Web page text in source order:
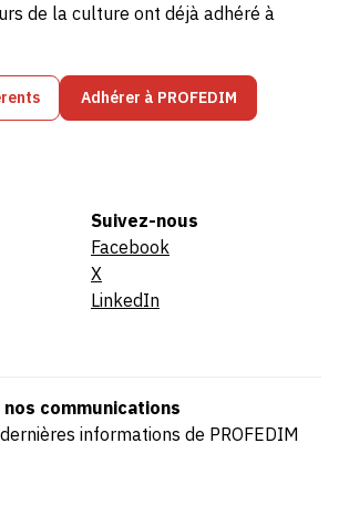
de la culture ont déjà adhéré à
Adhérer à PROFEDIM
Suivez-nous
Facebook
X
LinkedIn
communications
informations de PROFEDIM